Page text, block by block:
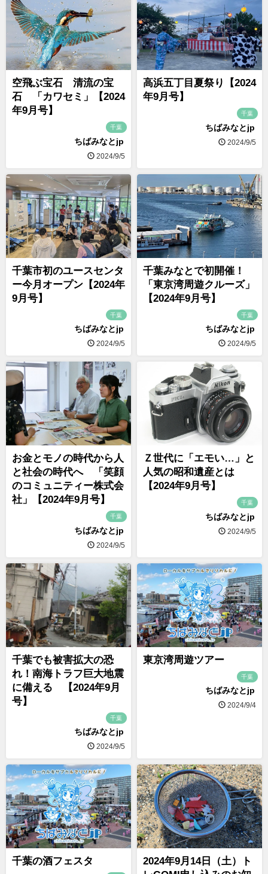
空飛ぶ宝石 清流の宝
石 「カワセミ」【2024
年9月号】
千葉
ちばみなとjp
2024/9/5
高浜五丁目夏祭り【2024
年9月号】
千葉
ちばみなとjp
2024/9/5
千葉市初のユースセンタ
ー今月オープン【2024年
9月号】
千葉
ちばみなとjp
2024/9/5
千葉みなとで初開催！
「東京湾周遊クルーズ」
【2024年9月号】
千葉
ちばみなとjp
2024/9/5
お金とモノの時代から人
と社会の時代へ 「笑顔
のコミュニティー株式会
社」【2024年9月号】
千葉
ちばみなとjp
2024/9/5
Ｚ世代に「エモい…」と
人気の昭和遺産とは
【2024年9月号】
千葉
ちばみなとjp
2024/9/5
千葉でも被害拡大の恐
れ！南海トラフ巨大地震
に備える 【2024年9月
号】
千葉
ちばみなとjp
2024/9/5
東京湾周遊ツアー
千葉
ちばみなとjp
2024/9/4
千葉の酒フェスタ
2024年9月14日（土）ト